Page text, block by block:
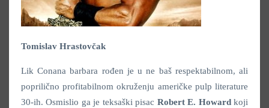
Tomislav Hrastovčak
Lik Conana barbara rođen je u ne baš respektabilnom, ali
poprilično profitabilnom okruženju američke pulp literature
30-ih. Osmislio ga je teksaški pisac Robert E. Howardkoji